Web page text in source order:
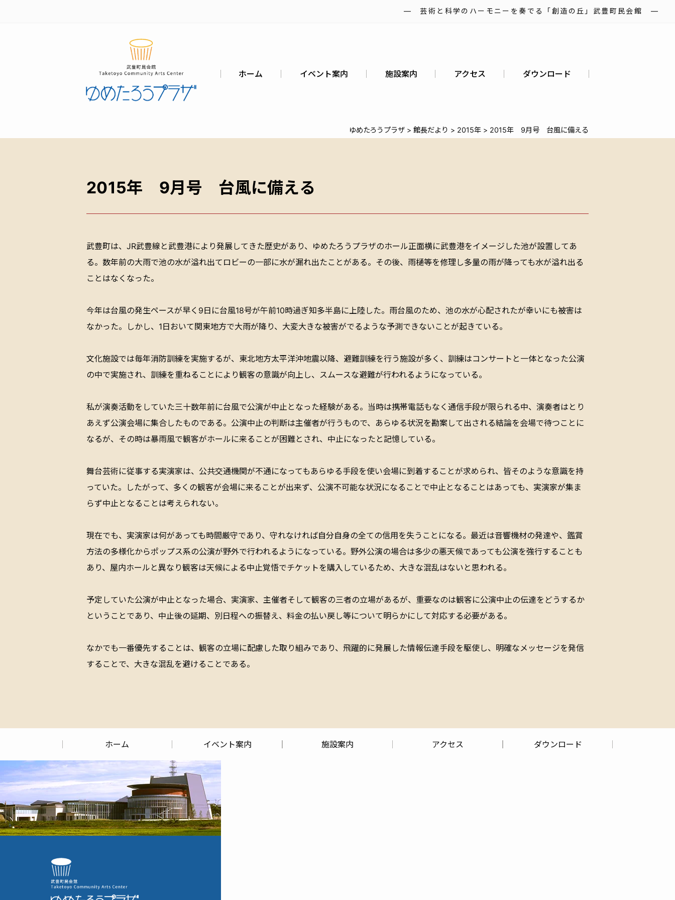
― 芸術と科学のハーモニーを奏でる「創造の丘」武豊町民会館 ―
ホーム イベント案内 施設案内 アクセス ダウンロード
ゆめたろうプラザ > 館長だより > 2015年 > 2015年 9月号 台風に備える
2015年 9月号 台風に備える
武豊町は、JR武豊線と武豊港により発展してきた歴史があり、ゆめたろうプラザのホール正面横に武豊港をイメージした池が設置してあ
る。数年前の大雨で池の水が溢れ出てロビーの一部に水が漏れ出たことがある。その後、雨樋等を修理し多量の雨が降っても水が溢れ出る
ことはなくなった。
今年は台風の発生ペースが早く9日に台風18号が午前10時過ぎ知多半島に上陸した。雨台風のため、池の水が心配されたが幸いにも被害は
なかった。しかし、1日おいて関東地方で大雨が降り、大変大きな被害がでるような予測できないことが起きている。
文化施設では毎年消防訓練を実施するが、東北地方太平洋沖地震以降、避難訓練を行う施設が多く、訓練はコンサートと一体となった公演
の中で実施され、訓練を重ねることにより観客の意識が向上し、スムースな避難が行われるようになっている。
私が演奏活動をしていた三十数年前に台風で公演が中止となった経験がある。当時は携帯電話もなく通信手段が限られる中、演奏者はとり
あえず公演会場に集合したものである。公演中止の判断は主催者が行うもので、あらゆる状況を勘案して出される結論を会場で待つことに
なるが、その時は暴雨風で観客がホールに来ることが困難とされ、中止になったと記憶している。
舞台芸術に従事する実演家は、公共交通機関が不通になってもあらゆる手段を使い会場に到着することが求められ、皆そのような意識を持
っていた。したがって、多くの観客が会場に来ることが出来ず、公演不可能な状況になることで中止となることはあっても、実演家が集ま
らず中止となることは考えられない。
現在でも、実演家は何があっても時間厳守であり、守れなければ自分自身の全ての信用を失うことになる。最近は音響機材の発達や、鑑賞
方法の多様化からポップス系の公演が野外で行われるようになっている。野外公演の場合は多少の悪天候であっても公演を強行することも
あり、屋内ホールと異なり観客は天候による中止覚悟でチケットを購入しているため、大きな混乱はないと思われる。
予定していた公演が中止となった場合、実演家、主催者そして観客の三者の立場があるが、重要なのは観客に公演中止の伝達をどうするか
ということであり、中止後の延期、別日程への振替え、料金の払い戻し等について明らかにして対応する必要がある。
なかでも一番優先することは、観客の立場に配慮した取り組みであり、飛躍的に発展した情報伝達手段を駆使し、明確なメッセージを発信
することで、大きな混乱を避けることである。
ホーム イベント案内 施設案内 アクセス ダウンロード